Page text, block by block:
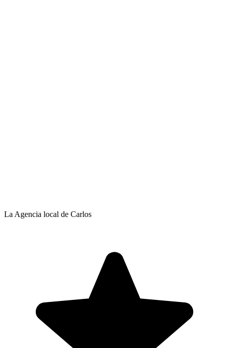
La Agencia local de Carlos